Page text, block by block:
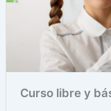
Curso libre y